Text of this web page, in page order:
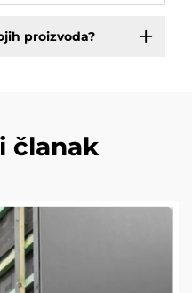
proizvoda?
članak